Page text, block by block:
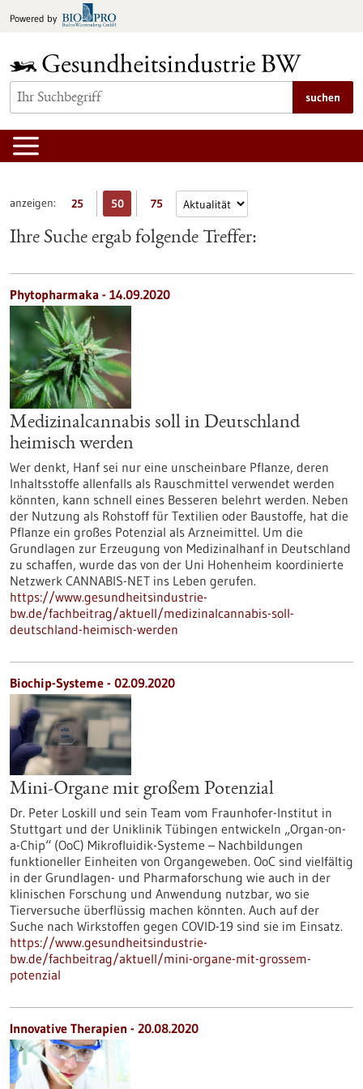
Inhalt
Powered by
suchen
anzeigen: 25 50 75
Ihre Suche ergab folgende Treffer:
Phytopharmaka - 14.09.2020
Medizinalcannabis soll in Deutschland
heimisch werden
Wer denkt, Hanf sei nur eine unscheinbare Pflanze, deren
Inhaltsstoffe allenfalls als Rauschmittel verwendet werden
könnten, kann schnell eines Besseren belehrt werden. Neben
der Nutzung als Rohstoff für Textilien oder Baustoffe, hat die
Pflanze ein großes Potenzial als Arzneimittel. Um die
Grundlagen zur Erzeugung von Medizinalhanf in Deutschland
zu schaffen, wurde das von der Uni Hohenheim koordinierte
Netzwerk CANNABIS-NET ins Leben gerufen.
https://www.gesundheitsindustrie-
bw.de/fachbeitrag/aktuell/medizinalcannabis-soll-
deutschland-heimisch-werden
Biochip-Systeme - 02.09.2020
Mini-Organe mit großem Potenzial
Dr. Peter Loskill und sein Team vom Fraunhofer-Institut in
Stuttgart und der Uniklinik Tübingen entwickeln „Organ-on-
a-Chip“ (OoC) Mikrofluidik-Systeme – Nachbildungen
funktioneller Einheiten von Organgeweben. OoC sind vielfältig
in der Grundlagen- und Pharmaforschung wie auch in der
klinischen Forschung und Anwendung nutzbar, wo sie
Tierversuche überflüssig machen könnten. Auch auf der
Suche nach Wirkstoffen gegen COVID-19 sind sie im Einsatz.
https://www.gesundheitsindustrie-
bw.de/fachbeitrag/aktuell/mini-organe-mit-grossem-
potenzial
Innovative Therapien - 20.08.2020